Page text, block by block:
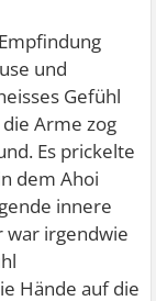
und
Gefühl
Arme zog
Es prickelte
dem Ahoi
innere
war irgendwie
Hände auf die